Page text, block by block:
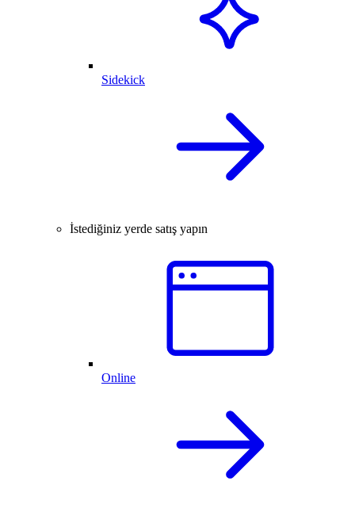
Sidekick
İstediğiniz yerde satış yapın
Online